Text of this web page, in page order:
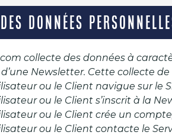
DONNÉES
collecte des données à
Newsletter. Cette collecte
ou le Client navigue sur le
ou le Client s’inscrit à la
ou le Client crée un
ou le Client contacte le